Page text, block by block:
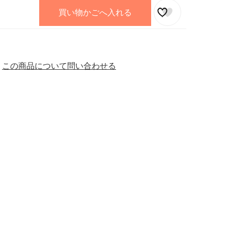
買い物かごへ入れる
この商品について問い合わせる